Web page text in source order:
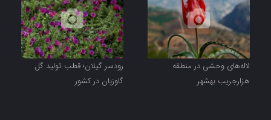
لاله‌های وحشی در منطقه
هزارجریب بهشهر
رودسر گیلان؛ قطب تولید گل
گاوزبان در کشور